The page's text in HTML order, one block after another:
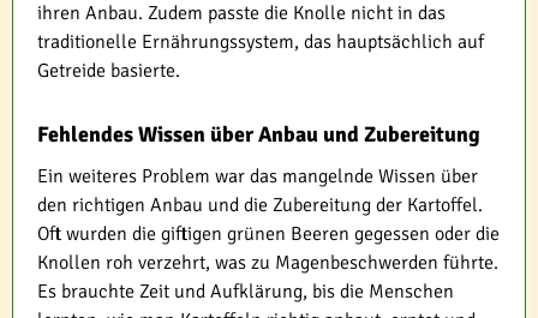
ihren Anbau. Zudem passte die Knolle nicht in das
traditionelle Ernährungssystem, das hauptsächlich auf
Getreide basierte.
Fehlendes Wissen über Anbau und Zubereitung
Ein weiteres Problem war das mangelnde Wissen über
den richtigen Anbau und die Zubereitung der Kartoffel.
Oft wurden die giftigen grünen Beeren gegessen oder die
Knollen roh verzehrt, was zu Magenbeschwerden führte.
Es brauchte Zeit und Aufklärung, bis die Menschen